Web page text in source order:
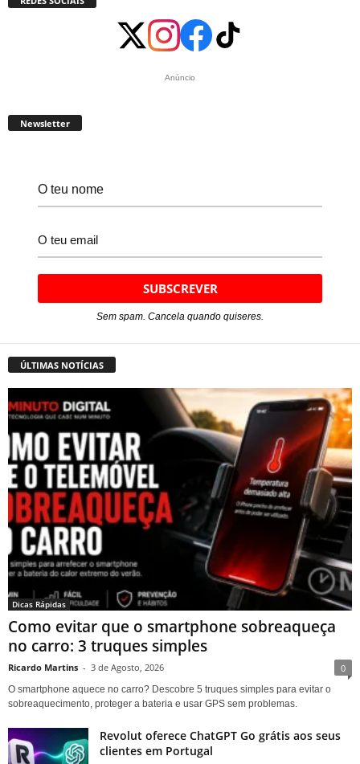
Anúncio
Newsletter
Sem spam. Cancela quando quiseres.
ÚLTIMAS NOTÍCIAS
Dicas Rápidas
Como evitar que o smartphone sobreaqueça
no carro: 3 truques simples
Ricardo Martins - 3 de Agosto, 2026 0
O smartphone aquece no carro? Descobre 5 truques simples para evitar o
sobreaquecimento, proteger a bateria e usar GPS sem problemas.
Revolut oferece ChatGPT Go grátis aos seus
clientes em Portugal